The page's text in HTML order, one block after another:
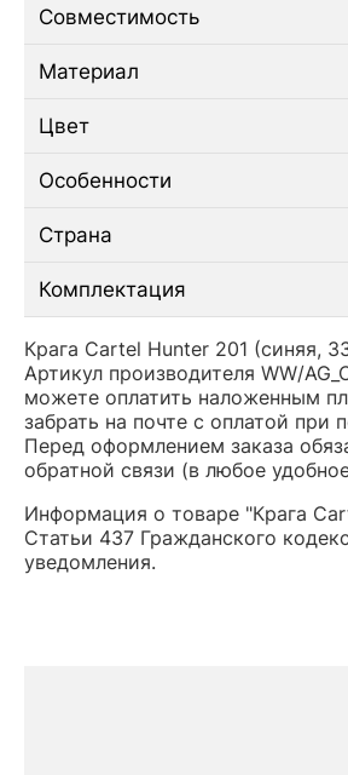
Совместимость
Материал
Цвет
Особенности
Страна
Комплектация
Крага Cartel Hunter 201 (синяя,
Артикул производителя WW/
можете оплатить наложенным
забрать на почте с оплатой
Перед оформлением заказа
обратной связи (в любое
Информация о товаре "Крага
Статьи 437 Гражданского
уведомления.